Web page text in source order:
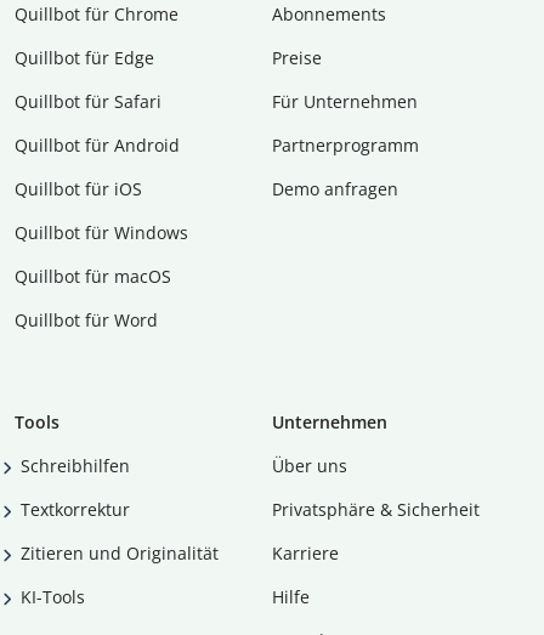
Quillbot für Chrome
Quillbot für Edge
Quillbot für Safari
Quillbot für Android
Quillbot für iOS
Quillbot für Windows
Quillbot für macOS
Quillbot für Word
Abon­ne­ments
Preise
Für Unternehmen
Partnerprogramm
Demo anfragen
Tools
Schreibhilfen
Textkorrektur
Zitieren und Originalität
KI-Tools
Unternehmen
Über uns
Privatsphäre & Sicherheit
Karriere
Hilfe